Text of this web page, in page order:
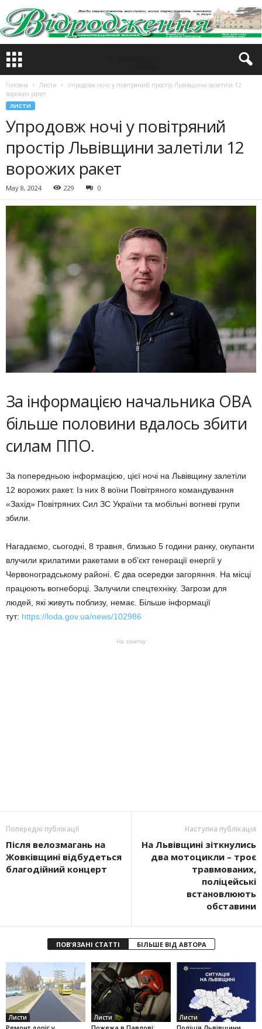
Головна Листи
Упродовж ночі у повітряний простір Львівщини залетіли 12
ворожих ракет
ЛИСТИ
Упродовж ночі у повітряний
простір Львівщини залетіли 12
ворожих ракет
May 8, 2024 229 0
За інформацією начальника ОВА
більше половини вдалось збити
силам ППО.
За попередньою інформацією, цієї ночі на Львівщину залетіли
12 ворожих ракет. Із них 8 воїни Повітряного командування
«Захід» Повітряних Сил ЗС України та мобільні вогневі групи
збили.
Нагадаємо, сьогодні, 8 травня, близько 5 години ранку, окупанти
влучили крилатими ракетами в обʼєкт генерації енергії у
Червоноградському районі. Є два осередки загоряння. На місці
працюють вогнеборці. Залучили спецтехніку. Загрози для
людей, які живуть поблизу, немає. Більше інформації
тут: https://loda.gov.ua/news/102986
На замітку
Попередні публікації
Після велозмагань на
Жовківщині відбудеться
благодійний концерт
Наступна публікація
На Львівщині зіткнулись
два мотоцикли – троє
травмованих,
поліцейські
встановлюють
обставини
ПОВ'ЯЗАНІ СТАТТІ БІЛЬШЕ ВІД АВТОРА
Листи Листи Листи